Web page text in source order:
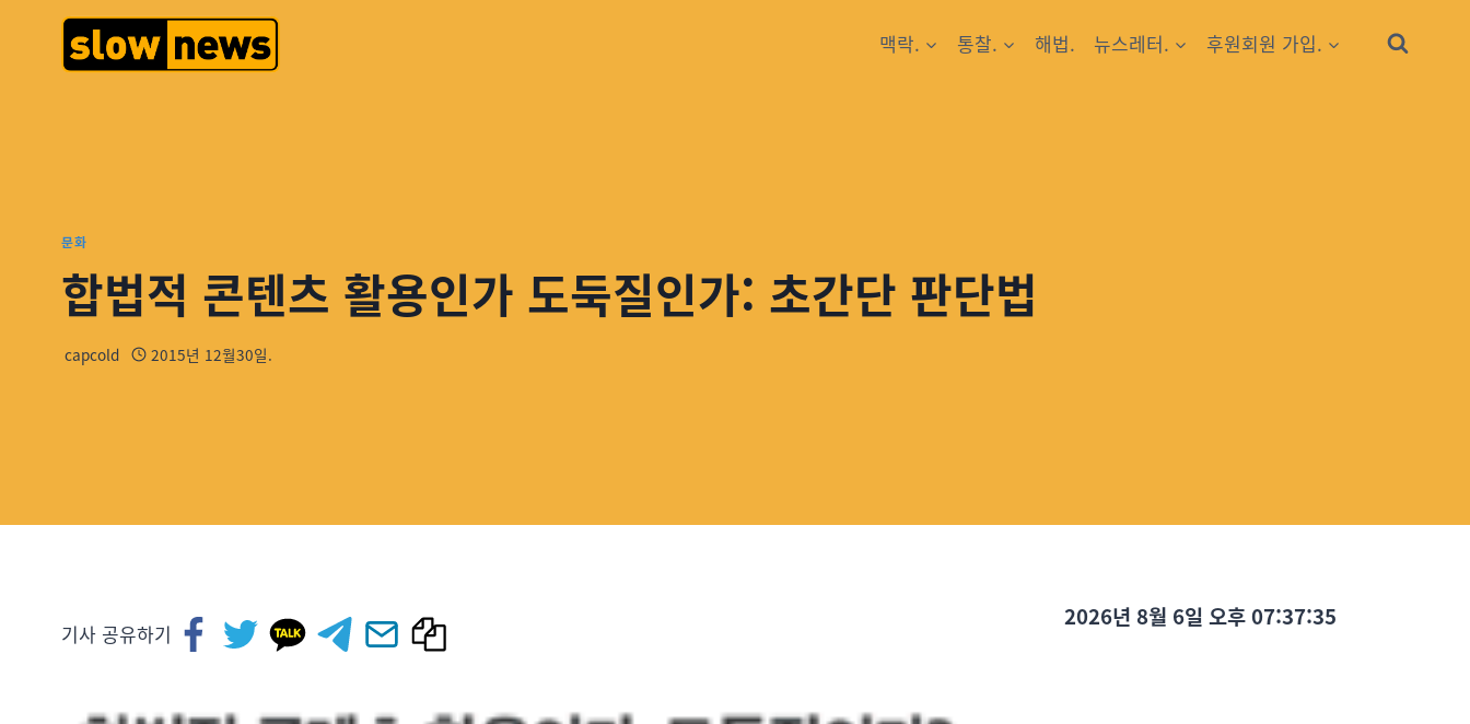
맥락. 통찰. 해법. 뉴스레터. 후원회원 가입.
문화
합법적 콘텐츠 활용인가 도둑질인가: 초간단 판단법
capcold 2015년 12월30일.
기사 공유하기
2026년 8월 6일 오후 07:37:36